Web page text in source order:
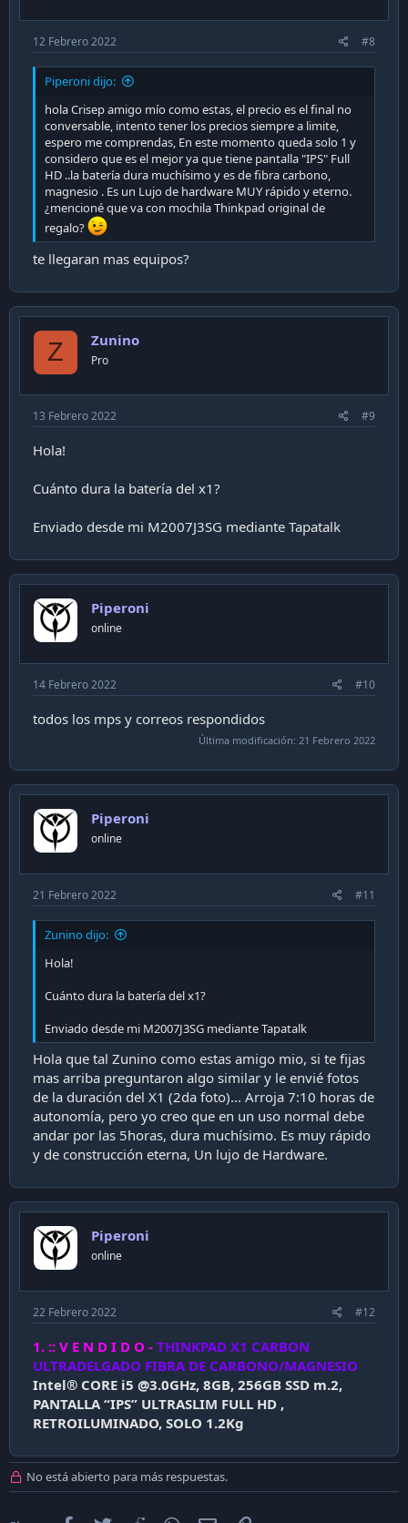
12 Febrero 2022 #8
Piperoni dijo:
hola Crisep amigo mío como estas, el precio es el final no
conversable, intento tener los precios siempre a limite,
espero me comprendas, En este momento queda solo 1 y
considero que es el mejor ya que tiene pantalla "IPS" Full
HD ..la batería dura muchísimo y es de fibra carbono,
magnesio . Es un Lujo de hardware MUY rápido y eterno.
¿mencioné que va con mochila Thinkpad original de
regalo?
te llegaran mas equipos?
Z Zunino
Pro
13 Febrero 2022 #9
Hola!
Cuánto dura la batería del x1?
Enviado desde mi M2007J3SG mediante Tapatalk
Piperoni
online
14 Febrero 2022 #10
todos los mps y correos respondidos
Última modificación: 21 Febrero 2022
Piperoni
online
21 Febrero 2022 #11
Zunino dijo:
Hola!
Cuánto dura la batería del x1?
Enviado desde mi M2007J3SG mediante Tapatalk
Hola que tal Zunino como estas amigo mio, si te fijas
mas arriba preguntaron algo similar y le envié fotos
de la duración del X1 (2da foto)... Arroja 7:10 horas de
autonomía, pero yo creo que en un uso normal debe
andar por las 5horas, dura muchísimo. Es muy rápido
y de construcción eterna, Un lujo de Hardware.
Piperoni
online
22 Febrero 2022 #12
1. :: V E N D I D O - THINKPAD X1 CARBON
ULTRADELGADO FIBRA DE CARBONO/MAGNESIO
Intel® CORE i5 @3.0GHz, 8GB, 256GB SSD m.2,
PANTALLA “IPS” ULTRASLIM FULL HD ,
RETROILUMINADO, SOLO 1.2Kg
No está abierto para más respuestas.